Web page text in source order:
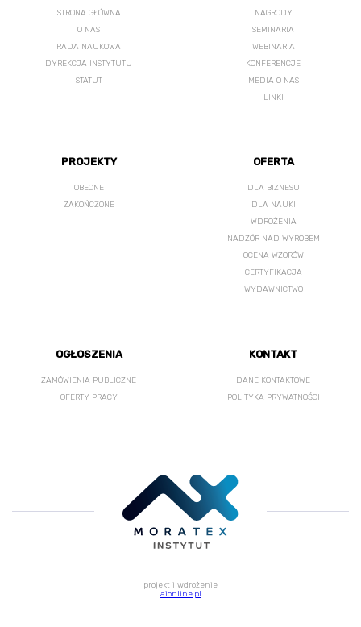
STRONA GŁÓWNA
O NAS
RADA NAUKOWA
DYREKCJA INSTYTUTU
STATUT
NAGRODY
SEMINARIA
WEBINARIA
KONFERENCJE
MEDIA O NAS
LINKI
PROJEKTY
OBECNE
ZAKOŃCZONE
OFERTA
DLA BIZNESU
DLA NAUKI
WDROŻENIA
NADZÓR NAD WYROBEM
OCENA WZORÓW
CERTYFIKACJA
WYDAWNICTWO
OGŁOSZENIA
ZAMÓWIENIA PUBLICZNE
OFERTY PRACY
KONTAKT
DANE KONTAKTOWE
POLITYKA PRYWATNOŚCI
projekt i wdrożenie
aionline.pl